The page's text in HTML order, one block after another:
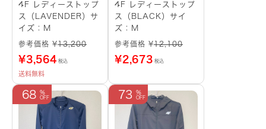
4F レディーストップ
ス（LAVENDER）サ
イズ：M
参考価格 ¥13,200
¥3,564 税込
送料無料
4F レディーストップ
ス（BLACK）サイ
ズ：M
参考価格 ¥12,100
¥2,673 税込
68 73